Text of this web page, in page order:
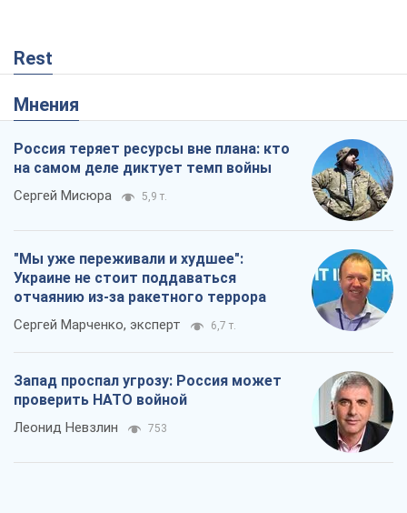
Rest
Мнения
Россия теряет ресурсы вне плана: кто
на самом деле диктует темп войны
Сергей Мисюра 5,9 т.
"Мы уже переживали и худшее":
Украине не стоит поддаваться
отчаянию из-за ракетного террора
Сергей Марченко, эксперт 6,7 т.
Запад проспал угрозу: Россия может
проверить НАТО войной
Леонид Невзлин 753